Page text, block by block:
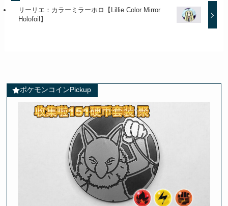
リーリエ：カラーミラーホロ【Lillie Color Mirror
Holofoil】
ポケモンコインPickup